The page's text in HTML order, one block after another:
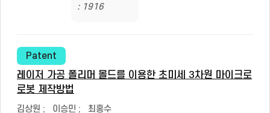
: 1916
Patent
레이저 가공 폴리머 몰드를 이용한 초미세 3차원 마이크로
로봇 제작방법
김상원 ; 이승민 ; 최홍수